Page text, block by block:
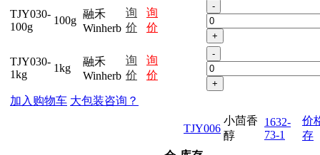
TJY030-
100g
100g
融禾
Winherb
询
价
询
价
-
+
TJY030-
1kg
1kg
融禾
Winherb
询
价
询
价
-
+
加入购物车 大包装咨询？
TJY006
小茴香
醇
1632-
73-1
价
存